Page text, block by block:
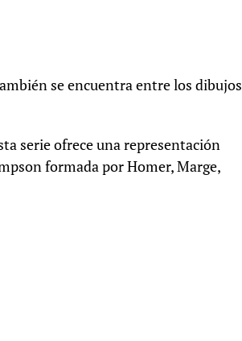
se encuentra entre los dibujos
serie ofrece una representación
formada por Homer, Marge,